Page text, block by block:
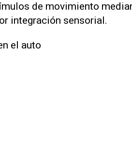
de movimiento
integración sensorial.